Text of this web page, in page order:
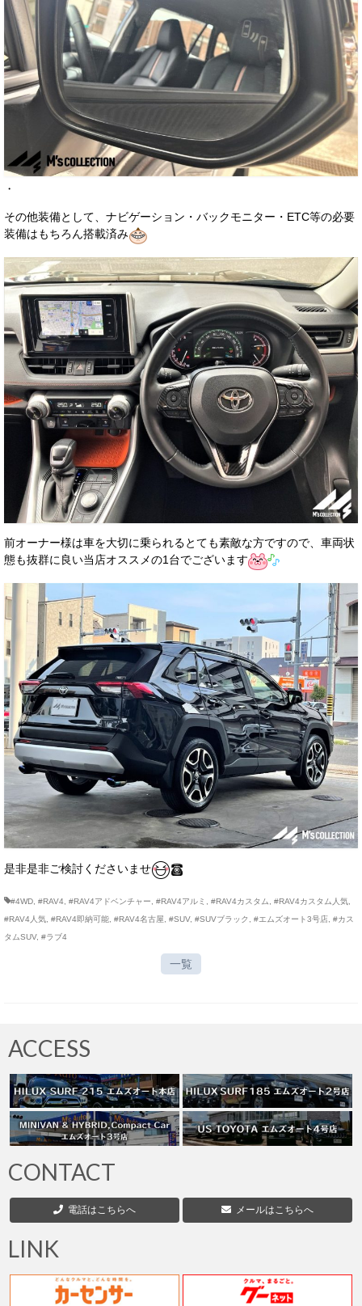
・
その他装備として、ナビゲーション・バックモニター・ETC等の必要
装備はもちろん搭載済み
前オーナー様は車を大切に乗られるとても素敵な方ですので、車両状
態も抜群に良い当店オススメの1台でございます
是非是非ご検討くださいませ
#4WD, #RAV4, #RAV4アドベンチャー, #RAV4アルミ , #RAV4カスタム, #RAV4カスタム人気,
#RAV4人気, #RAV4即納可能, #RAV4名古屋, #SUV, #SUVブラック , #エムズオート3号店, #カス
タムSUV, #ラブ4
一覧
ACCESS
CONTACT
電話はこちらへ メールはこちらへ
LINK